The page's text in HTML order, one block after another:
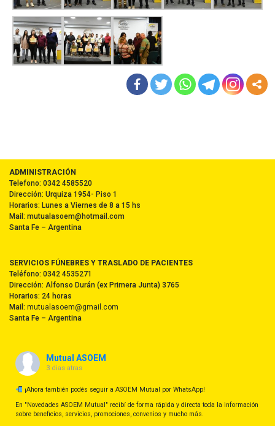
ADMINISTRACIÓN
Telefono: 0342 4585520
Dirección: Urquiza 1954- Piso 1
Horarios: Lunes a Viernes de 8 a 15 hs
Mail: mutualasoem@hotmail.com
Santa Fe – Argentina
SERVICIOS FÚNEBRES Y TRASLADO DE PACIENTES
Teléfono: 0342 4535271
Dirección: Alfonso Durán (ex Primera Junta) 3765
Horarios: 24 horas
Mail: mutualasoem@gmail.com
Santa Fe – Argentina
Mutual ASOEM
3 dias atras
¡Ahora también podés seguir a ASOEM Mutual por WhatsApp!
En "Novedades ASOEM Mutual" recibí de forma rápida y directa toda la información
sobre beneficios, servicios, promociones, convenios y mucho más.